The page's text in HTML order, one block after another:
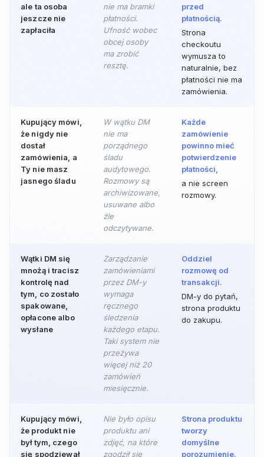
ale ta osoba
jeszcze nie
zapłaciła
nie ma bramki
płatności.
Ufność wobec
obcej osoby
ma zrobić
resztę.
przed
płatnością.
Strona
checkoutu
wymusza to
naturalnie, bez
płatności nie ma
zamówienia.
Kupujący mówi,
że nigdy nie
dostał
zamówienia, a
Ty nie masz
jasnego śladu
W wątku DM
nie ma
porządnego
śladu
audytowego.
Rozmowy są
archiwizowane,
usuwane albo
źle
odczytywane.
Każde
zamówienie
powinno mieć
potwierdzenie
płatności,
a nie screen
rozmowy.
Wątki DM się
mnożą i tracisz
kontrolę nad
tym, co zostało
spakowane,
opłacone albo
wysłane
Zarządzanie
zamówieniami
przez DM-y
wymaga
ręcznego
śledzenia
każdego etapu.
Taki system nie
przeżywa
więcej niż 20
zamówień
miesięcznie.
Oddziel
rozmowę od
transakcji.
DM-y do pytań,
strona produktu
do zakupu.
Kupujący mówi,
że produkt nie
był tym, czego
się spodziewał
Nie było opisu
produktu ani
zdjęć, na które
zgodził się
Strona produktu
tworzy
domyślne
porozumienie.